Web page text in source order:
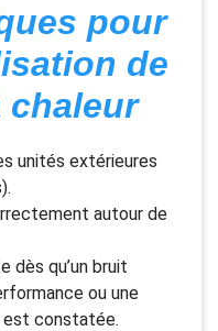
pour
de
chaleur
unités extérieures
autour de
dès qu’un bruit
ou une
est constatée.